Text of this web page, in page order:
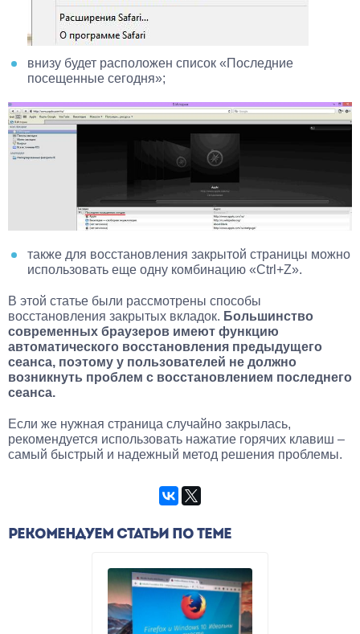
внизу будет расположен список «Последние
посещенные сегодня»;
также для восстановления закрытой страницы можно
использовать еще одну комбинацию «Ctrl+Z».
В этой статье были рассмотрены способы
восстановления закрытых вкладок. Большинство
современных браузеров имеют функцию
автоматического восстановления предыдущего
сеанса, поэтому у пользователей не должно
возникнуть проблем с восстановлением последнего
сеанса.
Если же нужная страница случайно закрылась,
рекомендуется использовать нажатие горячих клавиш –
самый быстрый и надежный метод решения проблемы.
РЕКОМЕНДУЕМ СТАТЬИ ПО ТЕМЕ